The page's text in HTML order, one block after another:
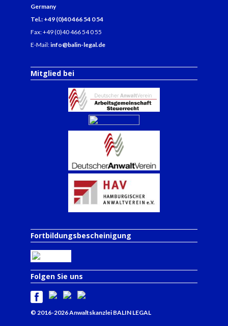
Germany
Tel.: +49 (0)40 466 54 0 54
Fax: +49 (0)40 466 54 0 55
E-Mail:info@balin-legal.de
Mitglied bei
Fortbildungsbescheinigung
Folgen Sie uns
© 2016-2026 Anwaltskanzlei BALIN LEGAL